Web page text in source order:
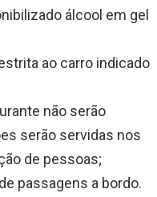
álcool em gel
ao carro indicado
não serão
serão servidas nos
de pessoas;
passagens a bordo.